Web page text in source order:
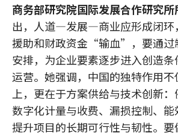
商务部研究院国际发展合作研究
出，人道—发展—商业应形成闭环
援助和财政资金“输血”，要通过
安排，为企业要素逐步进入创造
运营。她强调，中国的独特作用
上，更在于方案供给与技术创新
数字化计量与收费、漏损控制、
提升项目的长期可行性与韧性。